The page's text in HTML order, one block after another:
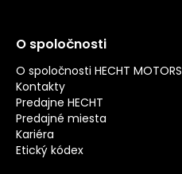
O spoločnosti
O spoločnosti HECHT MOTORS
Kontakty
Predajne HECHT
Predajné miesta
Kariéra
Etický kódex